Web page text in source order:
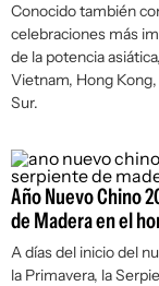
Conocido también
celebraciones más
de la potencia
Vietnam, Hong
Sur.
Año Nuevo Chino
de Madera en el
A días del inicio del
la Primavera, la